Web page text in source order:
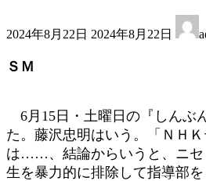
2024年8月22日 終
:
2024年8月22日
ＳＭ
6月15日・土曜日の『しんぶ
た。藤沢忠明はいう。「ＮＨ
は……、結論からいうと、ニセ
生を暴力的に排除して指導部